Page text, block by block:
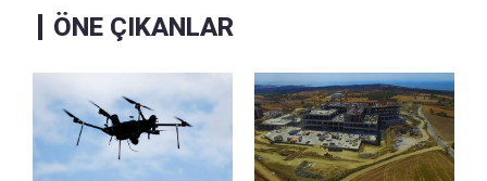
ÖNE ÇIKANLAR